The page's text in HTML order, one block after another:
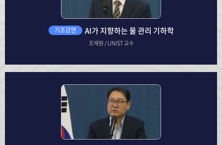
기조강연 AI가 지향하는 물 관리 기하학
조재원 / UNIST 교수